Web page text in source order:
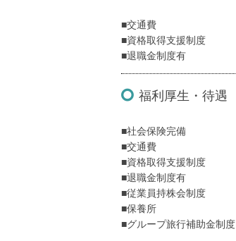
■交通費
■資格取得支援制度
■退職金制度有
福利厚生・待遇
■社会保険完備
■交通費
■資格取得支援制度
■退職金制度有
■従業員持株会制度
■保養所
■グループ旅行補助金制度